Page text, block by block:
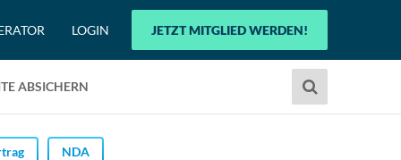
LOGIN JETZT MITGLIED WERDEN!
ABSICHERN
Verwende
die
NDA